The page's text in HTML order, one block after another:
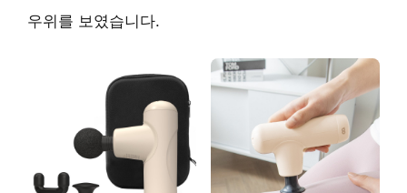
우위를 보였습니다.